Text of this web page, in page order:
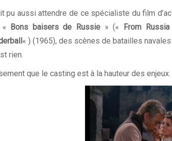
pu aussi attendre de ce spécialiste du film
Bons baisers de Russie » (« From
« ) (1965), des scènes de batailles
rien.
que le casting est à la hauteur des enjeux.